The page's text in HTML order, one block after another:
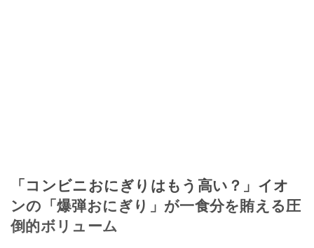
「コンビニおにぎりはもう高い？」イオ
ンの「爆弾おにぎり」が一食分を賄える圧
倒的ボリューム